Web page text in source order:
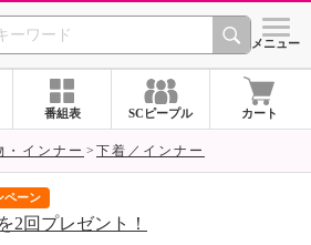
CHANNEL シメニュー
番組表 SCピープル カート
・インナー 下着／インナー
ペーン
2回プレゼント！